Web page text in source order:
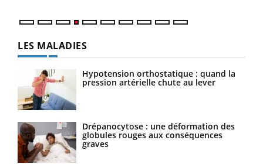
LES MALADIES
Hypotension orthostatique : quand la
pression artérielle chute au lever
Drépanocytose : une déformation des
globules rouges aux conséquences
graves